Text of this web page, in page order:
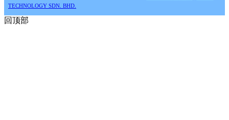
TECHNOLOGY SDN. BHD.
回顶部